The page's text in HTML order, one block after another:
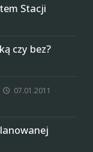
Stacji
czy bez?
07.01.2011